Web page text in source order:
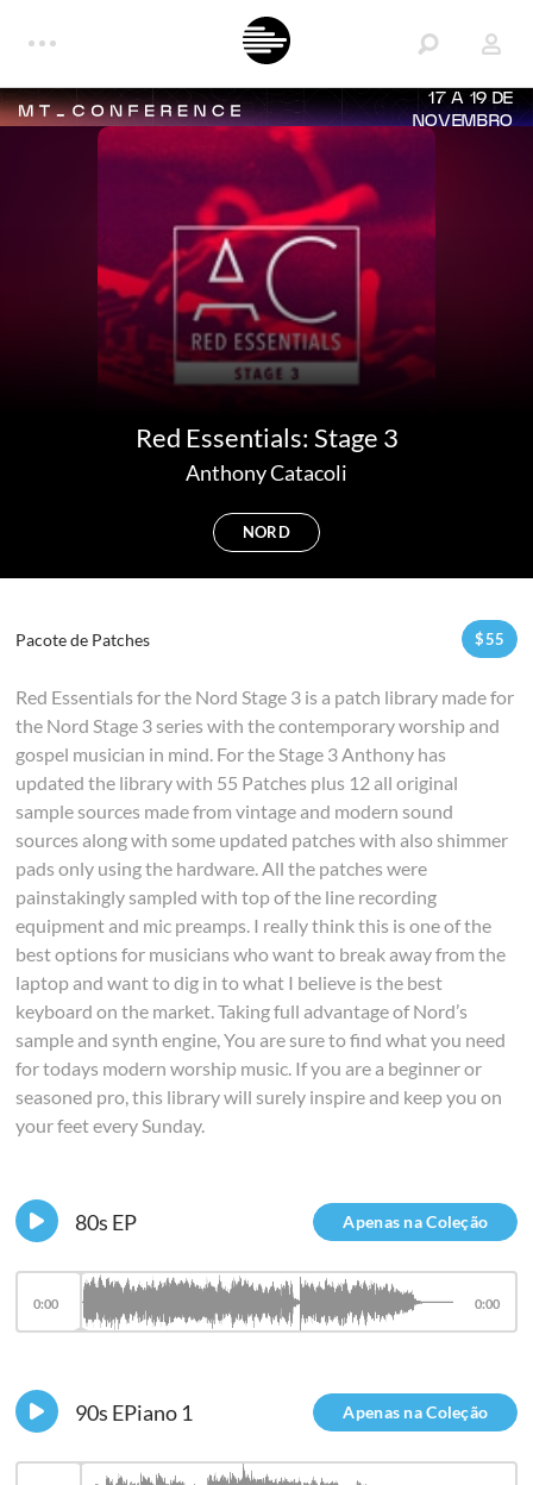
17 A 19 DE
NOVEMBRO
Red Essentials: Stage 3
Anthony Catacoli
NORD
Pacote de Patches $55
Red Essentials for the Nord Stage 3 is a patch library made for
the Nord Stage 3 series with the contemporary worship and
gospel musician in mind. For the Stage 3 Anthony has
updated the library with 55 Patches plus 12 all original
sample sources made from vintage and modern sound
sources along with some updated patches with also shimmer
pads only using the hardware. All the patches were
painstakingly sampled with top of the line recording
equipment and mic preamps. I really think this is one of the
best options for musicians who want to break away from the
laptop and want to dig in to what I believe is the best
keyboard on the market. Taking full advantage of Nord’s
sample and synth engine, You are sure to find what you need
for todays modern worship music. If you are a beginner or
seasoned pro, this library will surely inspire and keep you on
your feet every Sunday.
Apenas na Coleção
80s EP
0:00 0:00
Apenas na Coleção
90s EPiano 1